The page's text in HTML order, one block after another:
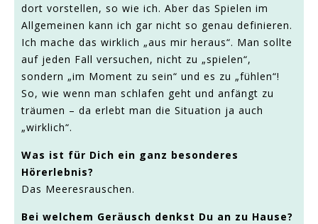
dort vorstellen, so wie ich. Aber das Spielen im
Allgemeinen kann ich gar nicht so genau definieren.
Ich mache das wirklich „aus mir heraus“. Man sollte
auf jeden Fall versuchen, nicht zu „spielen“,
sondern „im Moment zu sein“ und es zu „fühlen“!
So, wie wenn man schlafen geht und anfängt zu
träumen – da erlebt man die Situation ja auch
„wirklich“.
Was ist für Dich ein ganz besonderes
Hörerlebnis?
Das Meeresrauschen.
Bei welchem Geräusch denkst Du an zu Hause?